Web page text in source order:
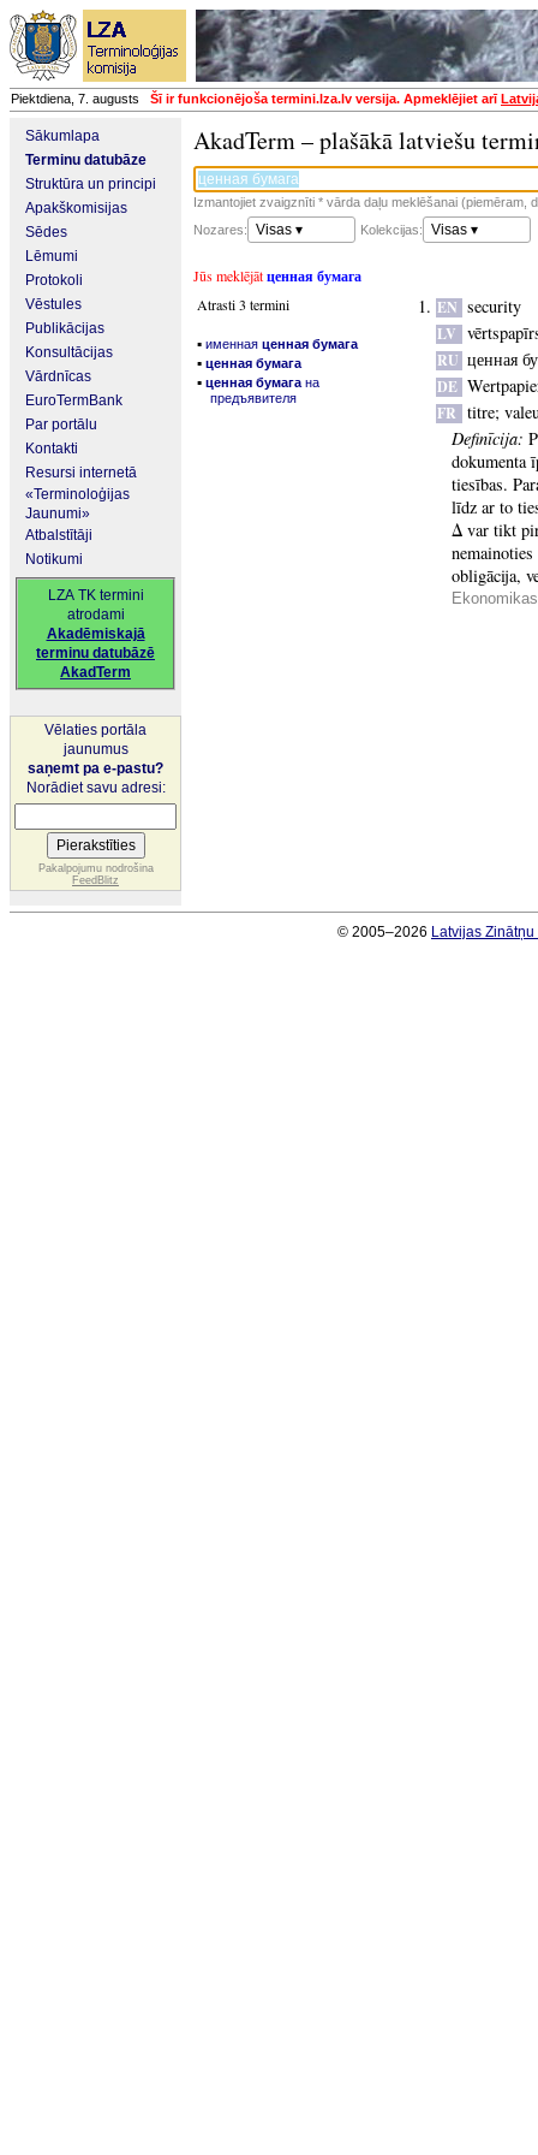
Piektdiena, 7. augusts Šī ir funkcionējoša termini.lza.lv versija. Apmeklējiet arī
Sākumlapa
Terminu datubāze
Struktūra un principi
Apakškomisijas
Sēdes
Lēmumi
Protokoli
Vēstules
Publikācijas
Konsultācijas
Vārdnīcas
EuroTermBank
Par portālu
Kontakti
Resursi internetā
«Terminoloģijas
Jaunumi»
Atbalstītāji
Notikumi
LZA TK termini
atrodami
Akadēmiskajā
terminu datubāzē
AkadTerm
Vēlaties portāla
jaunumus
saņemt pa e-pastu?
Norādiet savu adresi:
Pakalpojumu nodrošina
FeedBlitz
AkadTerm – plašākā latviešu
Izmantojiet zvaigznīti * vārda daļu meklēšanai (piemēram,
Nozares:
Visas ▾ Kolekcijas: Visas ▾
Jūs meklējātценная бумага
Atrasti 3 termini
▪ именная ценная бумага
▪ ценная бумага
▪ ценная бумага на
предъявителя
EN security
LV
RU ценная
DE
FR titre;
Definīcija:
dokumenta
tiesības.
līdz ar to
Δ var tikt
obligācija,
© 2005–2026 Latvijas